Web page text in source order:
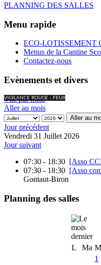
PLANNING DES SALLES
Menu rapide
ECO-LOTISSEMENT
Menus de la Cantine
Contactez-nous
Evènements et divers
VIGILANCE ROUGE - FEUX
Vue par mois
Aller au mois
Aller au
Jour précédent
Vendredi 31 Juillet 2026
Jour suivant
07:30 - 18:30 [Asso
07:30 - 18:30 [Asso
Gontaut-Biron
Planning des salles
L
Ma
1